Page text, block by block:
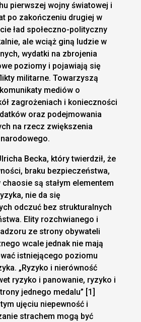
pierwszej wojny światowej i
po zakończeniu drugiej w
ład społeczno-polityczny
ale wciąż giną ludzie w
wydatki na zbrojenia
poziomy i pojawiają się
militarne. Towarzyszą
mediów o
zagrożeniach i konieczności
oraz podejmowania
na rzecz zwiększenia
Becka, który twierdził, że
braku bezpieczeństwa,
są stałym elementem
nie da się
odczuć bez strukturalnych
Elity rozchwianego i
ze strony obywateli
wcale jednak nie mają
istniejącego poziomu
„Ryzyko i nierówność
ryzyko i panowanie, ryzyko i
jednego medalu” [1]
ujęciu niepewność i
strachem mogą być